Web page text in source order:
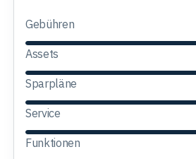
Banking
Trading
Rohstoffe
Gebühren
Assets
Sparpläne
Service
Funktionen